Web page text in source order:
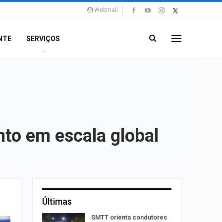
Webmail
SERVIÇOS
em escala global
Últimas
por
SMTT orienta condutores